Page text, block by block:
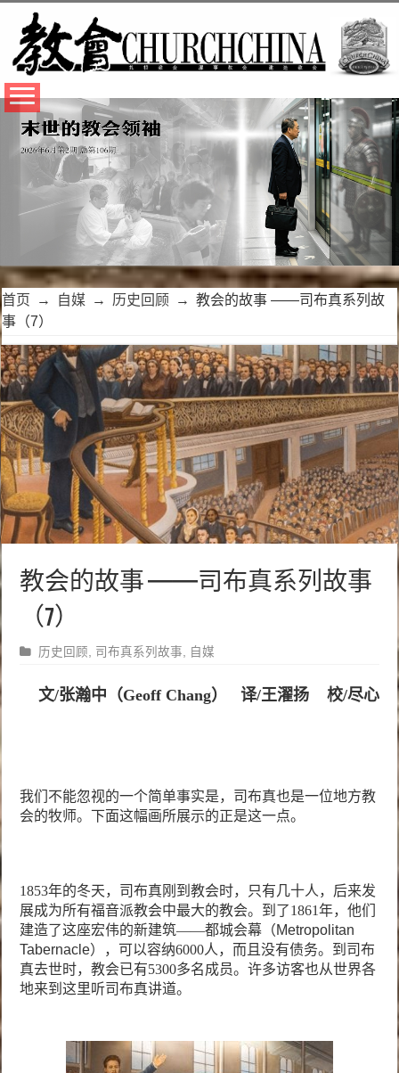
首页 → 自媒 → 历史回顾 →
教会的故事 ——司布真系列故
事（7）
教会的故事 ——司布真系列故事
（7）
历史回顾 司布真系列故事 自媒
文/张瀚中（Geoff Chang） 译/王濯扬 校/尽心
我们不能忽视的一个简单事实是，司布真也是一位地方教
会的牧师。下面这幅画所展示的正是这一点。
1853年的冬天，司布真刚到教会时，只有几十人，后来发
展成为所有福音派教会中最大的教会。到了1861年，他们
建造了这座宏伟的新建筑——都城会幕（Metropolitan
Tabernacle），可以容纳6000人，而且没有债务。到司布
真去世时，教会已有5300多名成员。许多访客也从世界各
地来到这里听司布真讲道。